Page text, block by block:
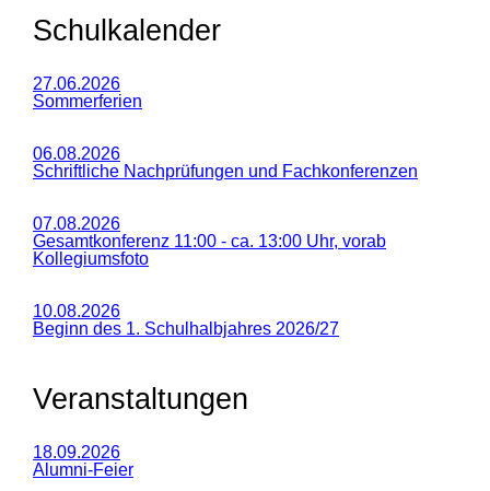
Schulkalender
27.06.2026
Sommerferien
06.08.2026
Schriftliche Nachprüfungen und Fachkonferenzen
07.08.2026
Gesamtkonferenz 11:00 - ca. 13:00 Uhr, vorab
Kollegiumsfoto
10.08.2026
Beginn des 1. Schulhalbjahres 2026/27
Veranstaltungen
18.09.2026
Alumni-Feier